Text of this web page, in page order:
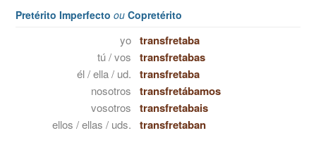
Pretérito Imperfecto ou Copretérito
yo transfretaba
tú / vos transfretabas
él / ella / ud. transfretaba
nosotros transfretábamos
vosotros transfretabais
ellos / ellas / uds. transfretaban